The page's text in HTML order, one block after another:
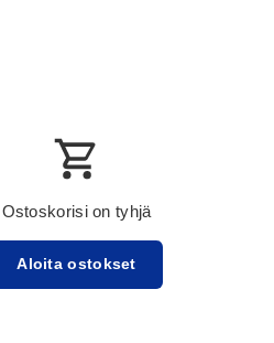
Ostoskorisi on tyhjä
Aloita ostokset